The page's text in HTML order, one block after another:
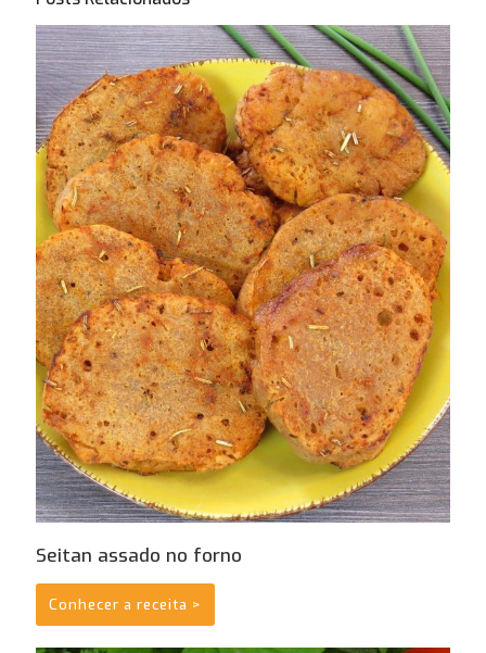
Seitan assado no forno
Conhecer a receita >